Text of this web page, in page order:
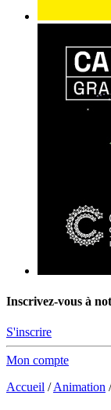
Inscrivez-vous à
S'inscrire
Mon compte
Accueil /Animation